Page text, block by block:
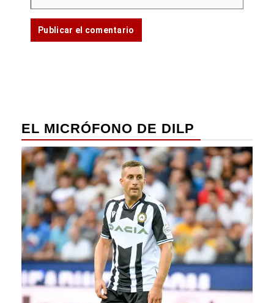
EL MICRÓFONO DE DILP